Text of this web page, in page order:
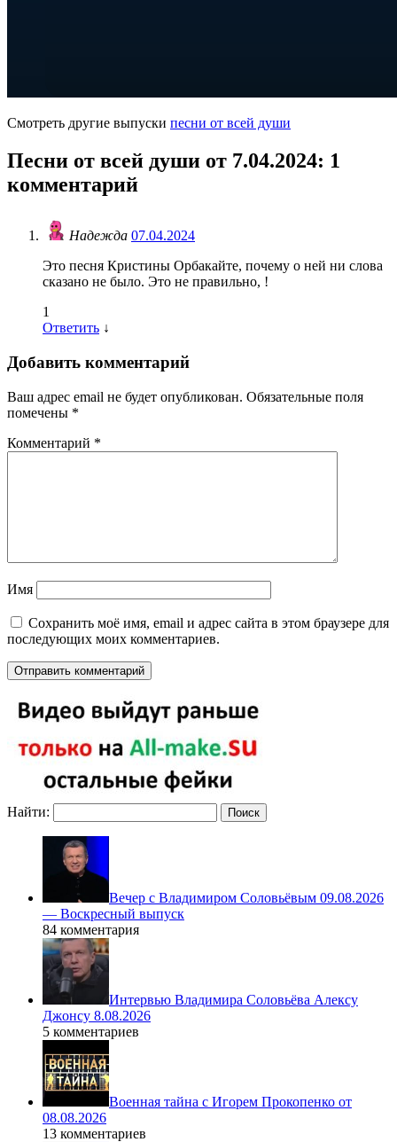
Смотреть другие выпуски песни от всей души
Песни от всей души от 7.04.2024: 1
комментарий
Надежда 07.04.2024
Это песня Кристины Орбакайте, почему о ней ни слова
сказано не было. Это не правильно, !
1
Ответить ↓
Добавить комментарий
Ваш адрес email не будет опубликован. Обязательные поля
помечены *
Комментарий *
Имя
Сохранить моё имя, email и адрес сайта в этом браузере для
последующих моих комментариев.
Найти:
Вечер с Владимиром Соловьёвым 09.08.2026
— Воскресный выпуск
84 комментария
Интервью Владимира Соловьёва Алексу
Джонсу 8.08.2026
5 комментариев
Военная тайна с Игорем Прокопенко от
08.08.2026
13 комментариев